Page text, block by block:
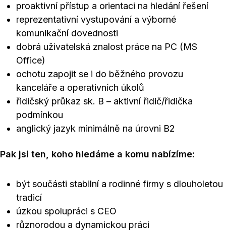
proaktivní přístup a orientaci na hledání řešení
reprezentativní vystupování a výborné
komunikační dovednosti
dobrá uživatelská znalost práce na PC (MS
Office)
ochotu zapojit se i do běžného provozu
kanceláře a operativních úkolů
řidičský průkaz sk. B – aktivní řidič/řidička
podmínkou
anglický jazyk minimálně na úrovni B2
Pak jsi ten, koho hledáme a komu nabízíme:
být součásti stabilní a rodinné firmy s dlouholetou
tradicí
úzkou spolupráci s CEO
různorodou a dynamickou práci